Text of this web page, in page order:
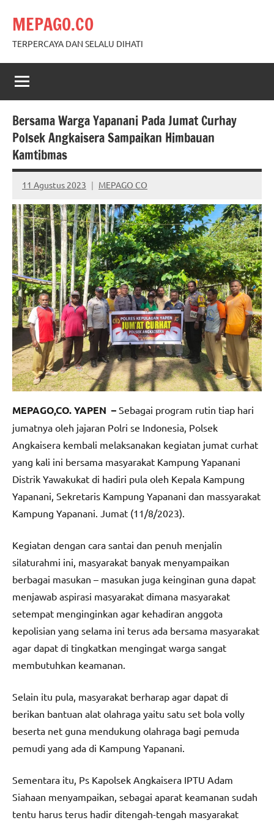
content
MEPAGO.CO
TERPERCAYA DAN SELALU DIHATI
Bersama Warga Yapanani Pada Jumat Curhay
Polsek Angkaisera Sampaikan Himbauan
Kamtibmas
11 Agustus 2023 MEPAGO CO
No
comments
MEPAGO,CO. YAPEN – Sebagai program rutin tiap hari
jumatnya oleh jajaran Polri se Indonesia, Polsek
Angkaisera kembali melaksanakan kegiatan jumat curhat
yang kali ini bersama masyarakat Kampung Yapanani
Distrik Yawakukat di hadiri pula oleh Kepala Kampung
Yapanani, Sekretaris Kampung Yapanani dan massyarakat
Kampung Yapanani. Jumat (11/8/2023).
Kegiatan dengan cara santai dan penuh menjalin
silaturahmi ini, masyarakat banyak menyampaikan
berbagai masukan – masukan juga keinginan guna dapat
menjawab aspirasi masyarakat dimana masyarakat
setempat menginginkan agar kehadiran anggota
kepolisian yang selama ini terus ada bersama masyarakat
agar dapat di tingkatkan mengingat warga sangat
membutuhkan keamanan.
Selain itu pula, masyarakat berharap agar dapat di
berikan bantuan alat olahraga yaitu satu set bola volly
beserta net guna mendukung olahraga bagi pemuda
pemudi yang ada di Kampung Yapanani.
Sementara itu, Ps Kapolsek Angkaisera IPTU Adam
Siahaan menyampaikan, sebagai aparat keamanan sudah
tentu harus terus hadir ditengah-tengah masyarakat